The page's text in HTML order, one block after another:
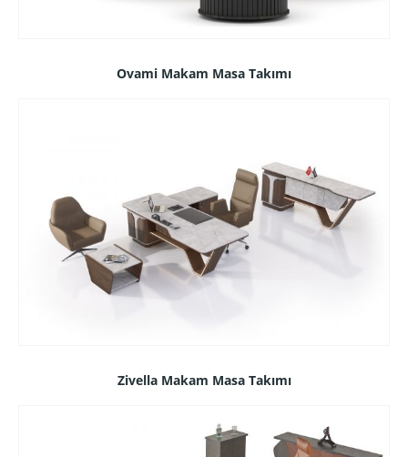
Ovami Makam Masa Takımı
Zivella Makam Masa Takımı